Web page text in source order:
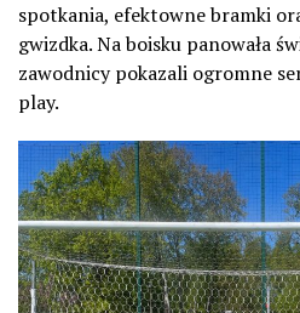
spotkania, efektowne bramki
gwizdka. Na boisku panowała
zawodnicy pokazali ogromne
play.